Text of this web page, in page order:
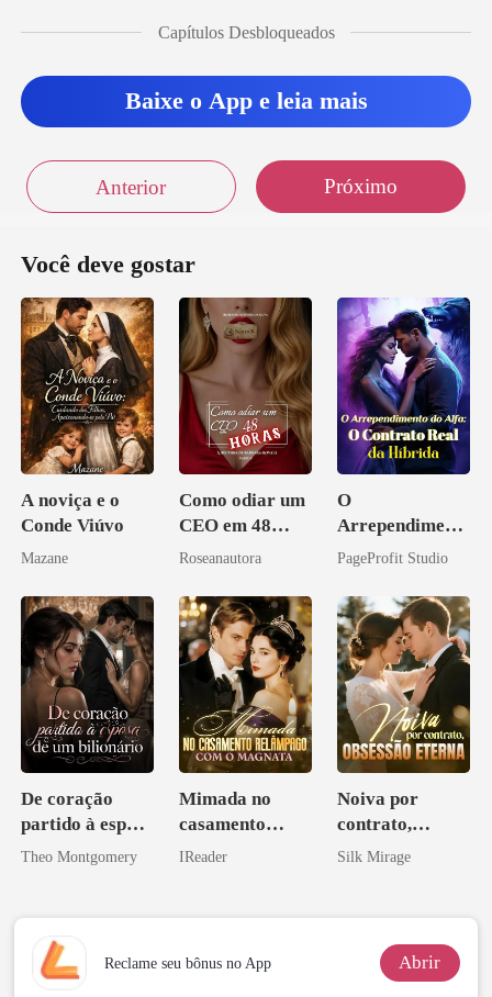
Capítulos Desbloqueados
Baixe o App e leia mais
Anterior Próximo
Você deve gostar
A noviça e o
Conde Viúvo
Mazane
Como odiar um
CEO em 48
horas
Roseanautora
O
Arrependiment
o do Alfa: O
da Híbrida
PageProfit Studio
De coração
partido à esposa
de um bilionário
Theo Montgomery
Mimada no
casamento
relâmpago com
IReader
Noiva por
contrato,
obsessão eterna
Silk Mirage
Reclame seu bônus no App Abrir